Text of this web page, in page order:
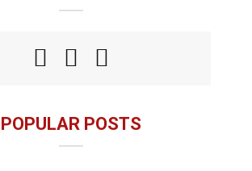
POPULAR POSTS